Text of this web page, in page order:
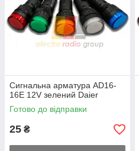
Сигнальна арматура AD16-
16Е 12V зелений Daier
Готово до відправки
25 ₴